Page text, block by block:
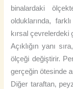
binalardaki
olduklarında,
kırsal çevrelerdeki
Açıklığın yanı
ölçeği değiştirir.
gerçeğin ötesinde
Diğer taraftan,